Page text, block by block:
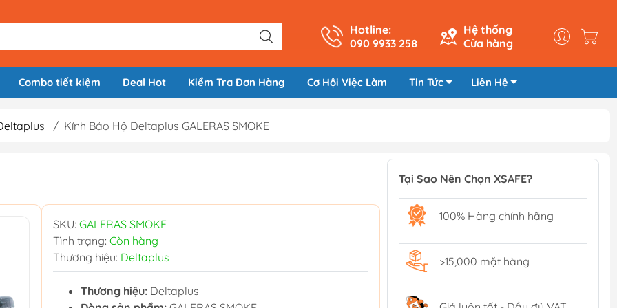
Hotline:
090 9933 258
Hệ thống
Cửa hàng
Combo tiết kiệm Deal Hot Kiểm Tra Đơn Hàng Cơ Hội Việc Làm Tin Tức Liên Hệ
/ Kính Bảo Hộ Deltaplus GALERAS SMOKE
SKU: GALERAS SMOKE
Tình trạng: Còn hàng
Thương hiệu: Deltaplus
Thương hiệu: Deltaplus
Tại Sao Nên Chọn XSAFE?
100% Hàng chính hãng
>15,000 mặt hàng